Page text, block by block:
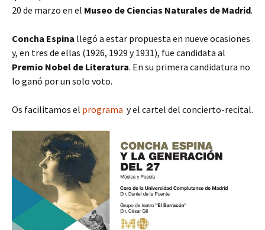
20 de marzo en el Museo de Ciencias Naturales de Madrid.
Concha Espina llegó a estar propuesta en nueve ocasiones
y, en tres de ellas (1926, 1929 y 1931), fue candidata al
Premio Nobel de Literatura. En su primera candidatura no
lo ganó por un solo voto.
Os facilitamos el programa y el cartel del concierto-recital.